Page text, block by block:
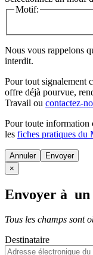
Motif:
Nous vous rappelons
interdit.
Pour tout signalement
offre déjà pourvue,
Travail ou contactez-
Pour toute information
les fiches pratiques du
Annuler
×
Envoyer à un
Tous les champs sont
Destinataire